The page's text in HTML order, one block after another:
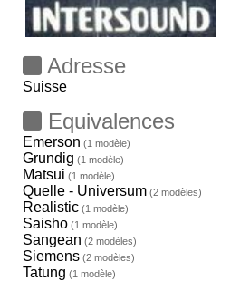
Adresse
Suisse
Equivalences
Emerson (1 modèle)
Grundig (1 modèle)
Matsui (1 modèle)
Quelle - Universum (2 modèles)
Realistic (1 modèle)
Saisho (1 modèle)
Sangean (2 modèles)
Siemens (2 modèles)
Tatung (1 modèle)